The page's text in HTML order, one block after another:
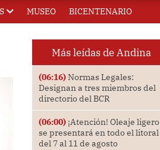
MUSEO BICENTENARIO
Más leídas de Andina
(06:16)Normas Legales:
Designan a tres miembros del
directorio del BCR
(06:00)¡Atención! Oleaje ligero
se presentará en todo el litoral
del 7 al 11 de agosto